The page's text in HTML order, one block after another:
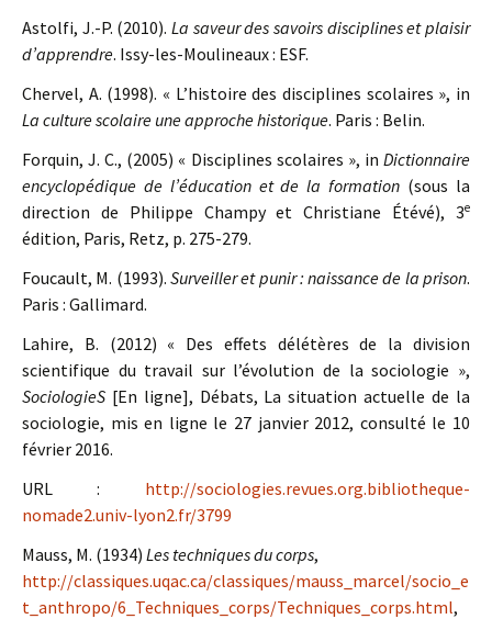
Astolfi, J.-P. (2010). La saveur des savoirs disciplines et plaisir
d’apprendre. Issy-les-Moulineaux : ESF.
Chervel, A. (1998). « L’histoire des disciplines scolaires », in
La culture scolaire une approche historique. Paris : Belin.
Forquin, J. C., (2005) « Disciplines scolaires », in Dictionnaire
encyclopédique de l’éducation et de la formation (sous la
direction de Philippe Champy et Christiane Étévé), 3e
édition, Paris, Retz, p. 275-279.
Foucault, M. (1993). Surveiller et punir : naissance de la prison.
Paris : Gallimard.
Lahire, B. (2012) « Des effets délétères de la division
scientifique du travail sur l’évolution de la sociologie »,
SociologieS [En ligne], Débats, La situation actuelle de la
sociologie, mis en ligne le 27 janvier 2012, consulté le 10
février 2016.
URL : http://sociologies.revues.org.bibliotheque-
nomade2.univ-lyon2.fr/3799
Mauss, M. (1934) Les techniques du corps,
http://classiques.uqac.ca/classiques/mauss_marcel/socio_e
t_anthropo/6_Techniques_corps/Techniques_corps.html,